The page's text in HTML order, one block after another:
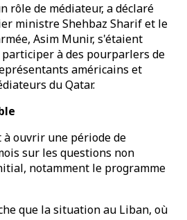
rôle de médiateur, a déclaré
ministre Shehbaz Sharif et le
Asim Munir, s'étaient
à des pourparlers de
américains et
du Qatar.
ouvrir une période de
sur les questions non
notamment le programme
que la situation au Liban, où